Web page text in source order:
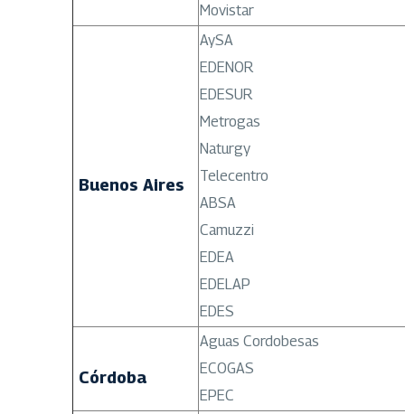
Movistar
Buenos Aires
AySA
EDENOR
EDESUR
Metrogas
Naturgy
Telecentro
ABSA
Camuzzi
EDEA
EDELAP
EDES
Córdoba
Aguas Cordobesas
ECOGAS
EPEC